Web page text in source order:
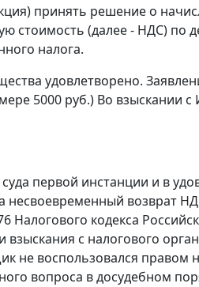
принять решение о
стоимость (далее - НДС) по
налога.
удовлетворено.
5000 руб.) Во взыскании с
первой инстанции и в
возврат
Налогового кодекса
с налогового
не воспользовался правом
вопроса в досудебном